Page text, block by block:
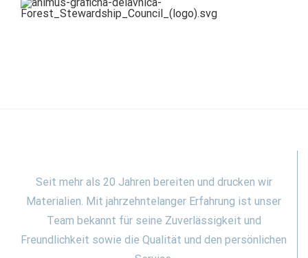
Seit mehr als 20 Jahren bereiten und drucken wir
Materialien. Mit jahrzehntelanger Erfahrung ist unser
Team bekannt für seine Zuverlässigkeit und
Freundlichkeit sowie die Qualität und den persönlichen